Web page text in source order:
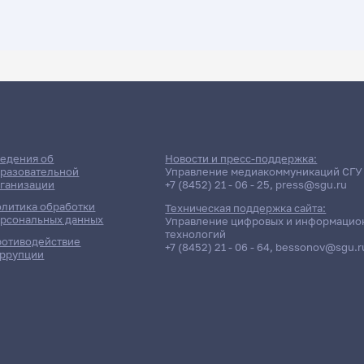
сессии: Дементьев Вадим
Отчётность / Дисциплина Группа /
об
обработки
данных
Новости и пресс-поддержка:
Управление медиакоммуникаций СГУ
+7 (8452) 21 - 06 - 25, press@sgu.ru
Техническая поддержка сайта:
Управление цифровых и
технологий
+7 (8452) 21 - 06 - 64,